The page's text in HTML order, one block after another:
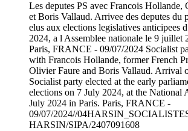
Les deputes PS avec Francois Hollande,
et Boris Vallaud. Arrivee des deputes du
elus aux elections legislatives anticipees
2024, a l Assemblee nationale le 9 juillet
Paris, FRANCE - 09/07/2024 Socialist
with Francois Hollande, former French
Olivier Faure and Boris Vallaud. Arrival
Socialist party elected at the early
elections on 7 July 2024, at the National
July 2024 in Paris. Paris, FRANCE -
09/07/2024//
HARSIN/SIPA/2407091608